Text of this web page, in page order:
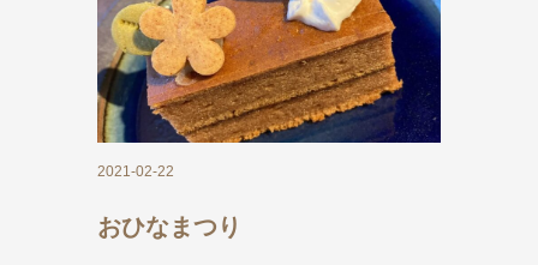
2021-02-22
おひなまつり